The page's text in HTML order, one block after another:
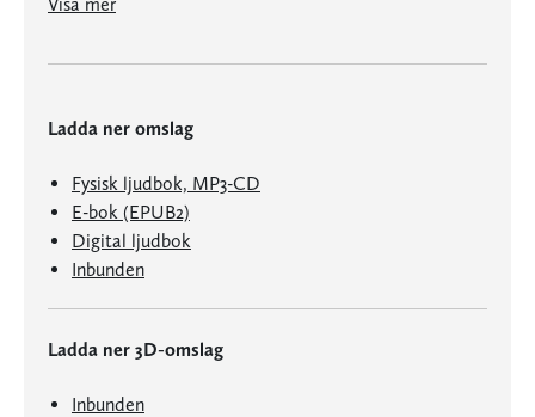
Ladda ner omslag
Fysisk ljudbok, MP3-CD
E-bok (EPUB2)
Digital ljudbok
Inbunden
Ladda ner 3D-omslag
Inbunden